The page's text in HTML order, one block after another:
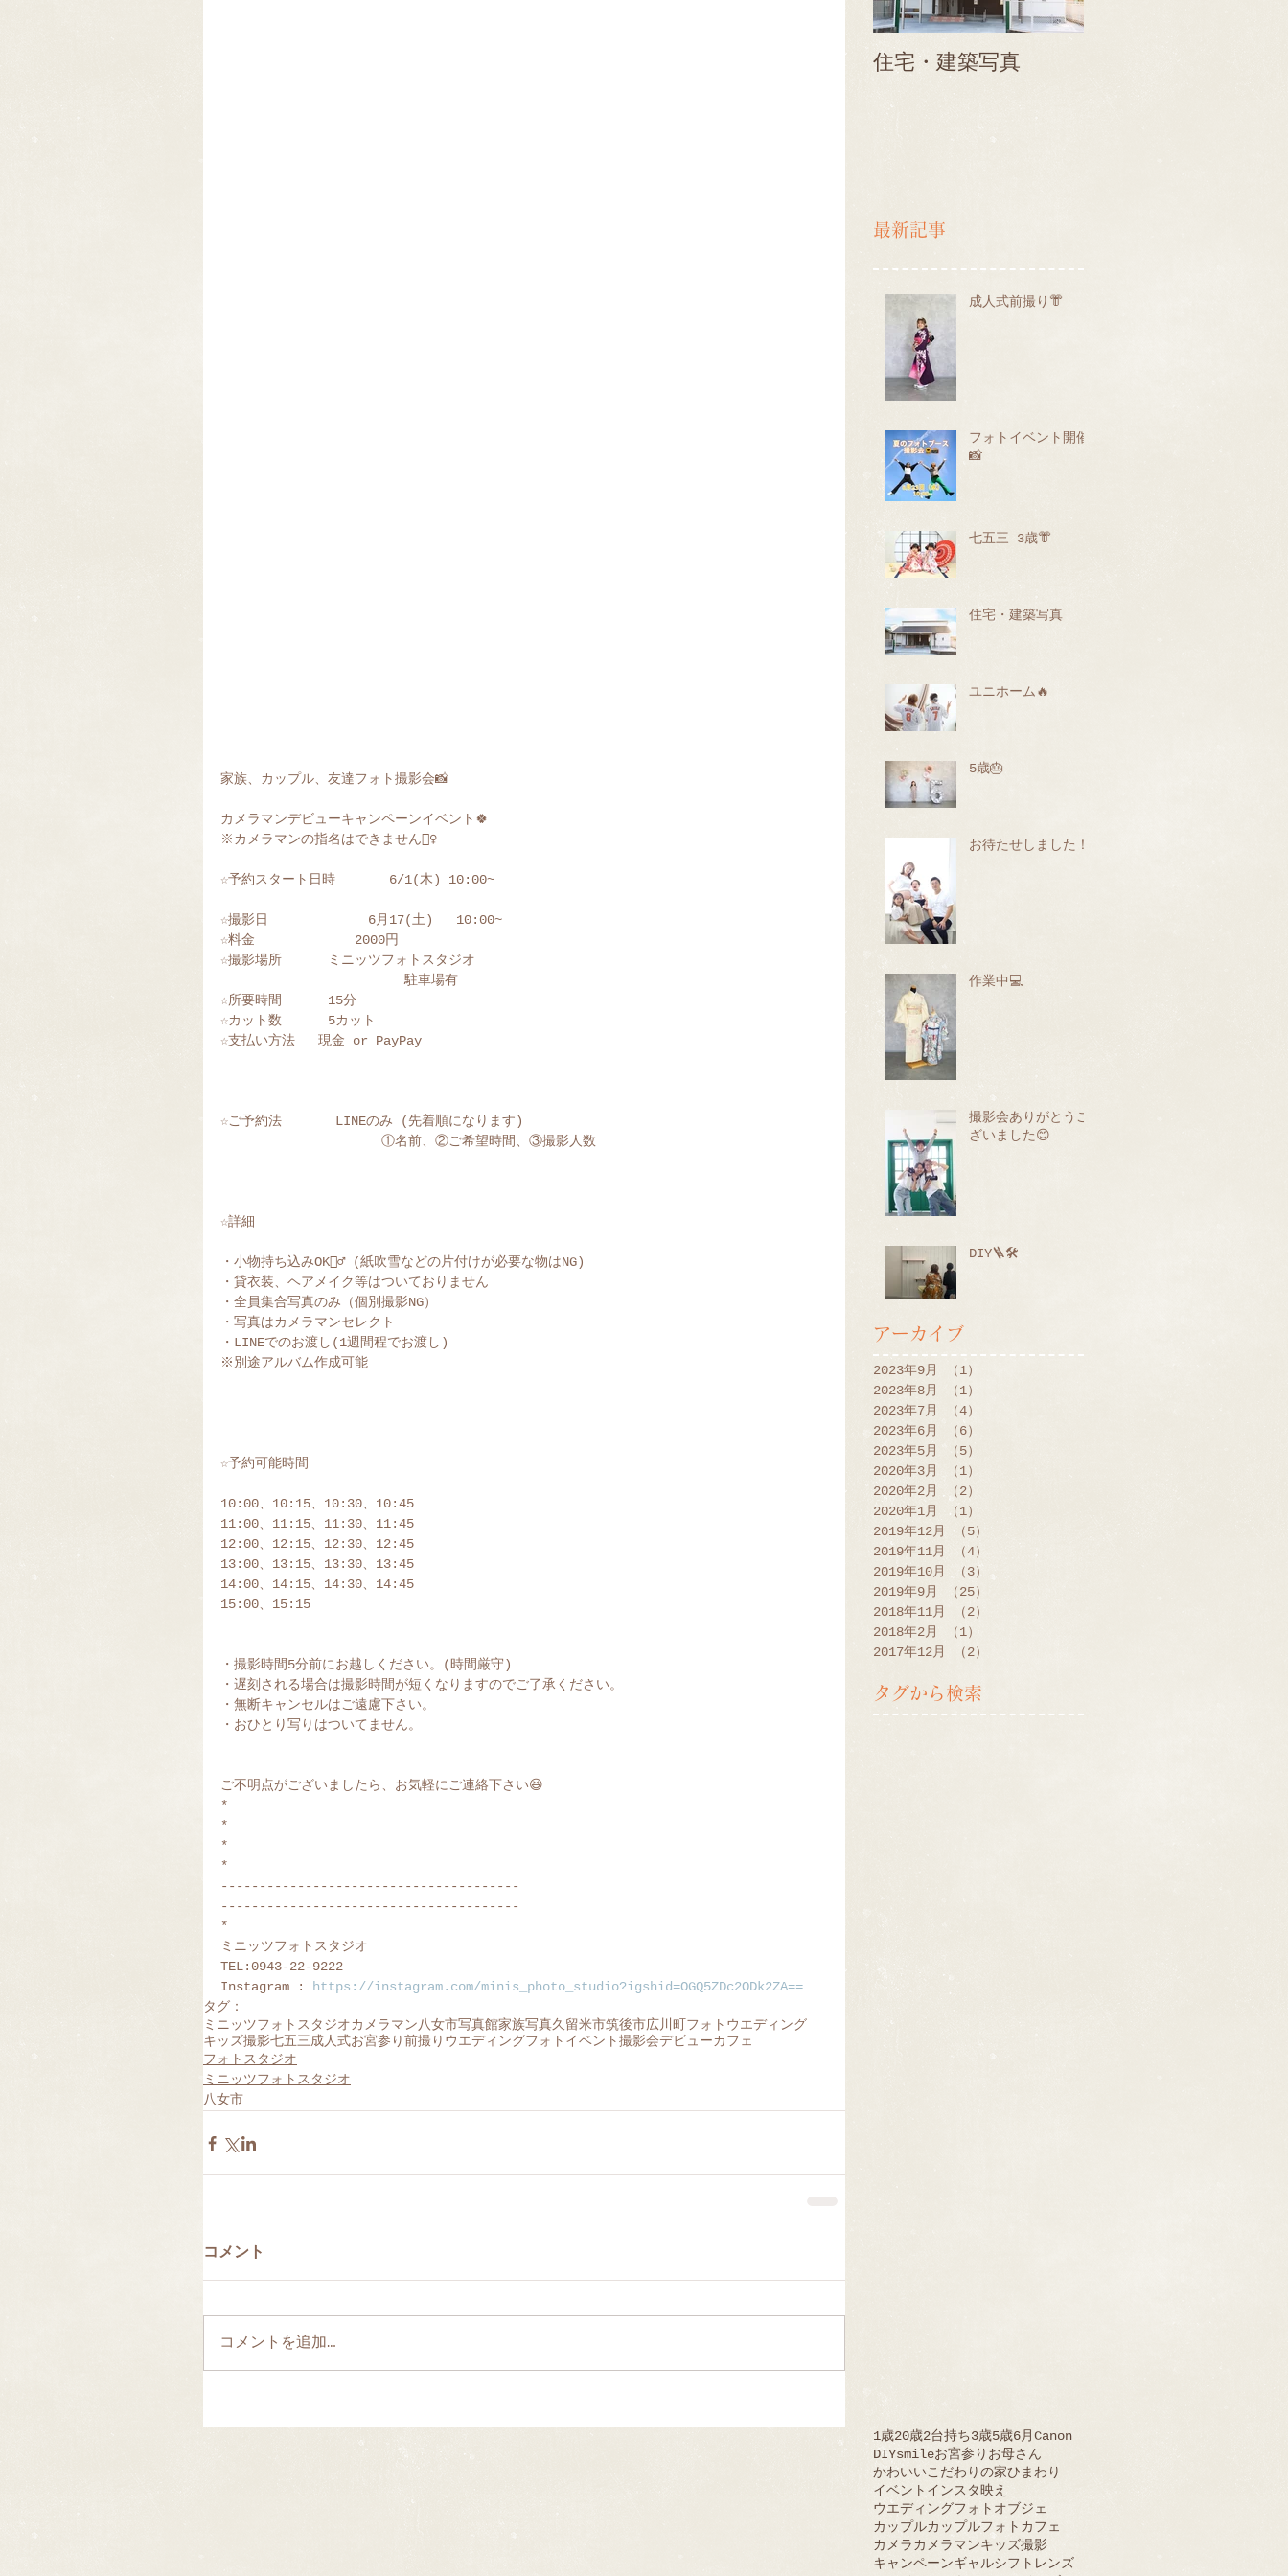
家族、カップル、友達フォト撮影会📸
カメラマンデビューキャンペーンイベント🍀
※カメラマンの指名はできません🙇‍♀️
☆予約スタート日時       6/1(木) 10:00~
☆撮影日             6月17(土)   10:00~
☆料金             2000円
☆撮影場所      ミニッツフォトスタジオ
                        駐車場有
☆所要時間      15分
☆カット数      5カット
☆支払い方法   現金 or PayPay
☆ご予約法       LINEのみ (先着順になります)
                     ①名前、②ご希望時間、③撮影人数
☆詳細
・小物持ち込みOK🙆‍♂️ (紙吹雪などの片付けが必要な物はNG)
・貸衣装、ヘアメイク等はついておりません
・全員集合写真のみ（個別撮影NG）
・写真はカメラマンセレクト
・LINEでのお渡し(1週間程でお渡し)
※別途アルバム作成可能
☆予約可能時間
10:00、10:15、10:30、10:45
11:00、11:15、11:30、11:45
12:00、12:15、12:30、12:45
13:00、13:15、13:30、13:45
14:00、14:15、14:30、14:45
15:00、15:15
・撮影時間5分前にお越しください。(時間厳守)
・遅刻される場合は撮影時間が短くなりますのでご了承ください。
・無断キャンセルはご遠慮下さい。
・おひとり写りはついてません。
ご不明点がございましたら、お気軽にご連絡下さい😆
*
*
*
*
---------------------------------------
---------------------------------------
*
ミニッツフォトスタジオ
TEL:0943-22-9222
Instagram :
https://instagram.com/minis_photo_studio?igshid=OGQ5ZDc2ODk2ZA==
タグ：
ミニッツフォトスタジオカメラマン八女市写真館家族写真久留米市筑後市広川町 フォトウエディング
キッズ撮影七五三成人式お宮参り前撮り ウエディングフォト イベント撮影会デビューカフェ
フォトスタジオ
ミニッツフォトスタジオ
八女市
コメント
コメントを追加…
住宅・建築写真
最新記事
成人式前撮り👘
フォトイベント開催
📸
七五三 3歳👘
住宅・建築写真
ユニホーム🔥
5歳🎂
お待たせしました！
作業中💻
撮影会ありがとうご
ざいました😊
DIY🪜🛠
アーカイブ
2023年9月 （1）
2023年8月
（1）
2023年7月
（4）
2023年6月
（6）
2023年5月
（5）
2020年3月
（1）
2020年2月
（2）
2020年1月
（1）
2019年12月
（5）
2019年11月
（4）
2019年10月
（3）
2019年9月
（25）
2018年11月
（2）
2018年2月
（1）
2017年12月
（2）
タグから検索
1歳20歳2台持ち3歳5歳6月 Canon
DIYsmileお宮参り お母さん
かわいいこだわりの家ひまわり
イベント インスタ映え
ウエディングフォト オブジェ
カップルカップルフォト カフェ
カメラカメラマンキッズ撮影
キャンペーンギャルシフトレンズ